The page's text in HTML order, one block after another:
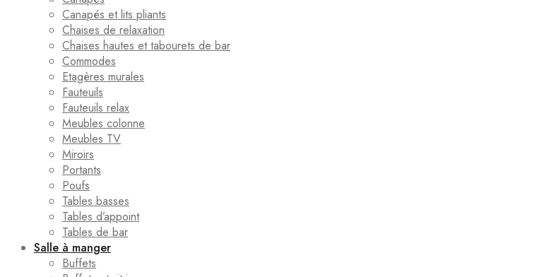
Canapés et lits pliants
Chaises de relaxation
Chaises hautes et tabourets de bar
Commodes
Etagères murales
Fauteuils
Fauteuils relax
Meubles colonne
Meubles TV
Miroirs
Portants
Poufs
Tables basses
Tables d’appoint
Tables de bar
Salle à manger
Buffets